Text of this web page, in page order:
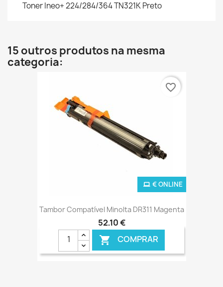
Toner Ineo+ 224/284/364 TN321K Preto
15 outros produtos na mesma
categoria:
Tambor Compatível Minolta DR311 Magenta
52,10 €
 COMPRAR
€ ONLINE
favorite_border